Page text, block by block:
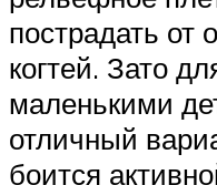
пострадать от
когтей. Зато
маленькими
отличный
боится